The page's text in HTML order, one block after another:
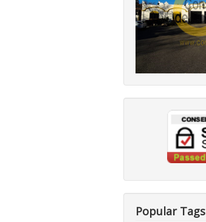
Popular Tags